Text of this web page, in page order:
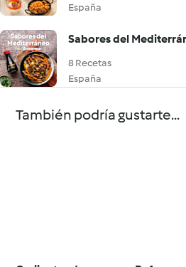
España
Sabores del
8 Recetas
España
También podría gustarte...